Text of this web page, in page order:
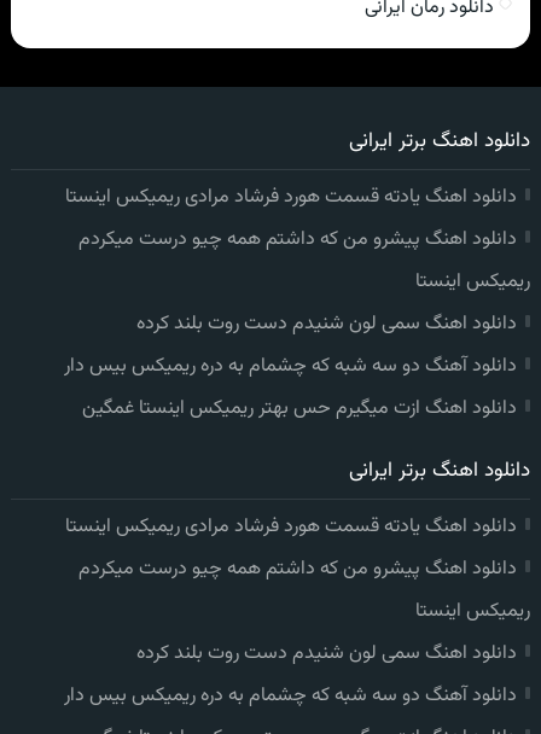
دانلود رمان ایرانی
دانلود اهنگ برتر ایرانی
دانلود اهنگ یادته قسمت هورد فرشاد مرادی ریمیکس اینستا
دانلود اهنگ پیشرو من که داشتم همه چیو درست میکردم
ریمیکس اینستا
دانلود اهنگ سمی لون شنیدم دست روت بلند کرده
دانلود آهنگ دو سه شبه که چشمام به دره ریمیکس بیس دار
دانلود اهنگ ازت میگیرم حس بهتر ریمیکس اینستا غمگین
دانلود اهنگ برتر ایرانی
دانلود اهنگ یادته قسمت هورد فرشاد مرادی ریمیکس اینستا
دانلود اهنگ پیشرو من که داشتم همه چیو درست میکردم
ریمیکس اینستا
دانلود اهنگ سمی لون شنیدم دست روت بلند کرده
دانلود آهنگ دو سه شبه که چشمام به دره ریمیکس بیس دار